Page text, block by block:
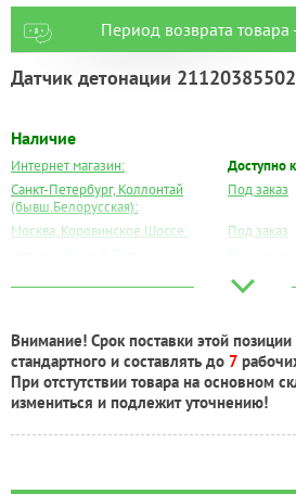
Период возврата товара
Датчик детонации
Наличие
Интернет магазин:
Доступно
Санкт-Петербург, Коллонтай
(бывш.Белорусская):
Под заказ
Москва, Коровинское Шоссе:
Под заказ
Под заказ
Самара:
Под заказ
Тверь:
Под заказ
Тюмень:
Под заказ
Внимание! Срок поставки этой
стандартного и составлять до 7
При отстутствии товара на основном
измениться и подлежит уточнению!